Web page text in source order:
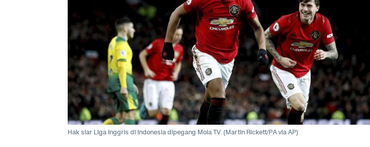
Hak siar Liga Inggris di Indonesia dipegang Mola TV. (Martin Rickett/PA via AP)